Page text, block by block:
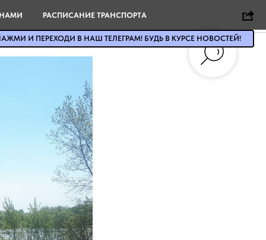
РАСПИСАНИЕ ТРАНСПОРТА
И ПЕРЕХОДИ В НАШ ТЕЛЕГРАМ! БУДЬ В КУРСЕ НОВОСТЕЙ!